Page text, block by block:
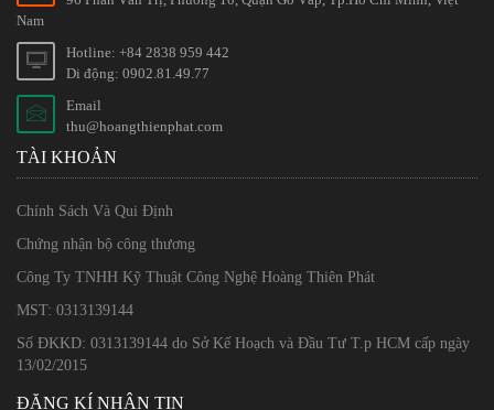
Nam
Hotline: +84 2838 959 442
Di động: 0902.81.49.77
Email
thu@hoangthienphat.com
TÀI KHOẢN
Chính Sách Và Qui Định
Chứng nhận bộ công thương
Công Ty TNHH Kỹ Thuật Công Nghệ Hoàng Thiên Phát
MST: 0313139144
Số ĐKKD: 0313139144 do Sở Kế Hoạch và Đầu Tư T.p HCM cấp ngày
13/02/2015
ĐĂNG KÍ NHẬN TIN